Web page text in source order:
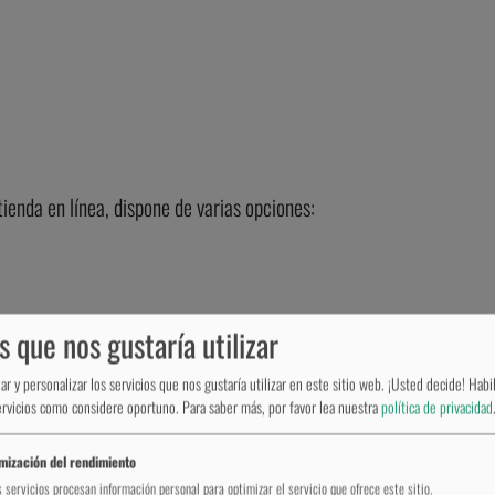
en línea, dispone de varias opciones:
web del proveedor de servicios de pago en línea PayPal. Para
previamente, iniciar sesión con sus datos de acceso y
que inicie la operación de pago.
registrado en dicho servicio o registrarse previamente e
se realiza automáticamente por PayPal inmediatamente
que nos gustaría utilizar
y personalizar los servicios que nos gustaría utilizar en este sitio web. ¡Usted decide!
como considere oportuno. Para saber más, por favor lea nuestrapolítica de privacidad.
del rendimiento
servicios procesan información personal para optimizar el servicio que ofrece este sitio.